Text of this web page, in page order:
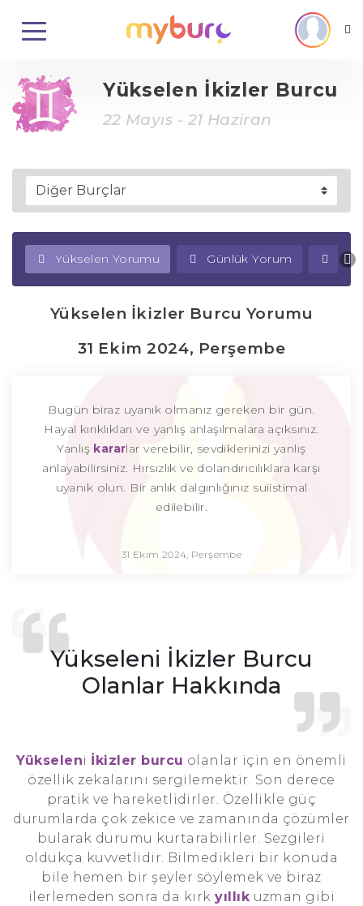
Yükselen İkizler Burcu
22 Mayıs - 21 Haziran
Yükselen Yorumu Günlük Yorum
Yükselen İkizler Burcu Yorumu
31 Ekim 2024, Perşembe
Bugün biraz uyanık olmanız gereken bir gün.
Hayal kırıklıkları ve yanlış anlaşılmalara açıksınız.
Yanlış kararlar verebilir, sevdiklerinizi yanlış
anlayabilirsiniz. Hırsızlık ve dolandırıcılıklara karşı
uyanık olun. Bir anlık dalgınlığınız suiistimal
edilebilir.
31 Ekim 2024, Perşembe
Yükseleni İkizler Burcu
Olanlar Hakkında
Yükseleni İkizler burcu olanlar için en önemli
özellik zekalarını sergilemektir. Son derece
pratik ve hareketlidirler. Özellikle güç
durumlarda çok zekice ve zamanında çözümler
bularak durumu kurtarabilirler. Sezgileri
oldukça kuvvetlidir. Bilmedikleri bir konuda
bile hemen bir şeyler söylemek ve biraz
ilerlemeden sonra da kırkyıllıkuzman gibi